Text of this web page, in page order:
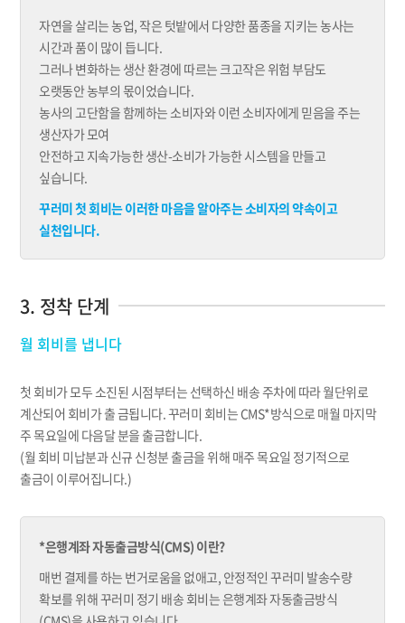
자연을 살리는 농업, 작은 텃밭에서 다양한 품종을 지키는 농사는
시간과 품이 많이 듭니다.
그러나 변화하는 생산 환경에 따르는 크고작은 위험 부담도
오랫동안 농부의 몫이었습니다.
농사의 고단함을 함께하는 소비자와 이런 소비자에게 믿음을 주는
생산자가 모여
안전하고 지속가능한 생산-소비가 가능한 시스템을 만들고
싶습니다.
꾸러미 첫 회비는 이러한 마음을 알아주는 소비자의 약속이고
실천입니다.
3. 정착 단계
월 회비를 냅니다
첫 회비가 모두 소진된 시점부터는 선택하신 배송 주차에 따라 월단위로
계산되어 회비가 출 금됩니다. 꾸러미 회비는 CMS*방식으로 매월 마지막
주 목요일에 다음달 분을 출금합니다.
(월 회비 미납분과 신규 신청분 출금을 위해 매주 목요일 정기적으로
출금이 이루어집니다.)
*은행계좌 자동출금방식(CMS) 이란?
매번 결제를 하는 번거로움을 없애고, 안정적인 꾸러미 발송수량
확보를 위해 꾸러미 정기 배송 회비는 은행계좌 자동출금방식